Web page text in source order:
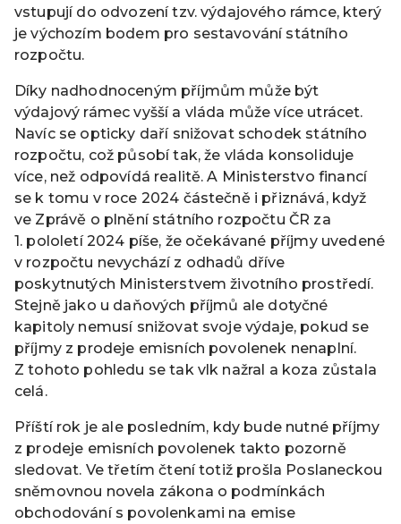
vstupují do odvození tzv. výdajového rámce, který
je výchozím bodem pro sestavování státního
rozpočtu.
Díky nadhodnoceným příjmům může být
výdajový rámec vyšší a vláda může více utrácet.
Navíc se opticky daří snižovat schodek státního
rozpočtu, což působí tak, že vláda konsoliduje
více, než odpovídá realitě. A Ministerstvo financí
se k tomu v roce 2024 částečně i přiznává, když
ve Zprávě o plnění státního rozpočtu ČR za
1. pololetí 2024 píše, že očekávané příjmy uvedené
v rozpočtu nevychází z odhadů dříve
poskytnutých Ministerstvem životního prostředí.
Stejně jako u daňových příjmů ale dotyčné
kapitoly nemusí snižovat svoje výdaje, pokud se
příjmy z prodeje emisních povolenek nenaplní.
Z tohoto pohledu se tak vlk nažral a koza zůstala
celá.
Příští rok je ale posledním, kdy bude nutné příjmy
z prodeje emisních povolenek takto pozorně
sledovat. Ve třetím čtení totiž prošla Poslaneckou
sněmovnou novela zákona o podmínkách
obchodování s povolenkami na emise